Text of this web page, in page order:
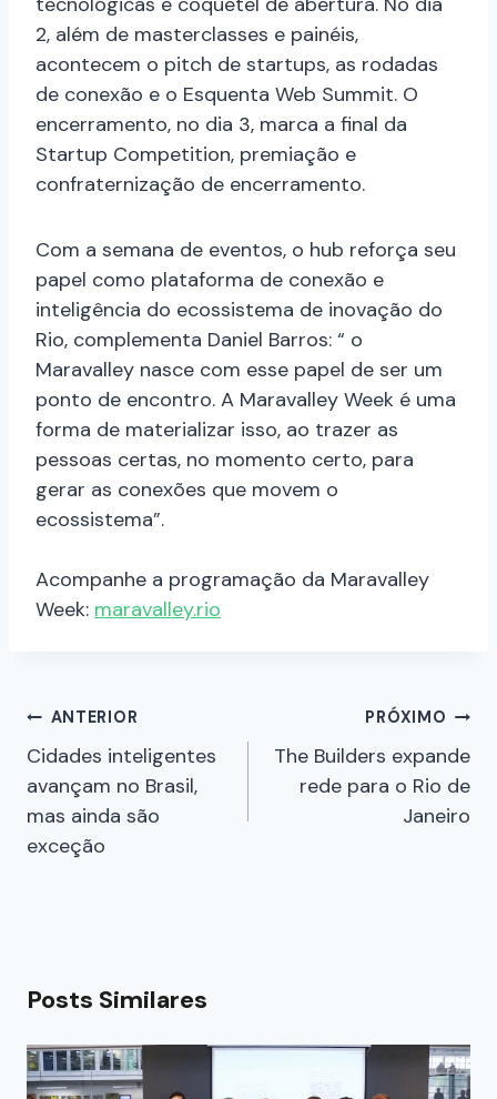
2, além de masterclasses e painéis,
acontecem o pitch de startups, as rodadas
de conexão e o Esquenta Web Summit. O
encerramento, no dia 3, marca a final da
Startup Competition, premiação e
confraternização de encerramento.
Com a semana de eventos, o hub reforça seu
papel como plataforma de conexão e
inteligência do ecossistema de inovação do
Rio, complementa Daniel Barros: “ o
Maravalley nasce com esse papel de ser um
ponto de encontro. A Maravalley Week é uma
forma de materializar isso, ao trazer as
pessoas certas, no momento certo, para
gerar as conexões que movem o
ecossistema”.
Acompanhe a programação da Maravalley
Week: maravalley.rio
ANTERIOR
Cidades inteligentes
avançam no Brasil,
mas ainda são
exceção
PRÓXIMO
The Builders expande
rede para o Rio de
Janeiro
Posts Similares